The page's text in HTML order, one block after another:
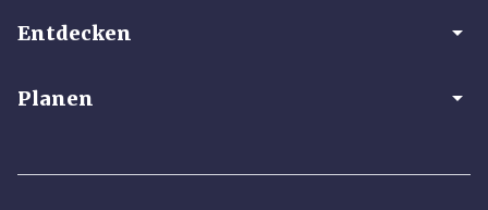
Entdecken arrow_drop_down
Planen arrow_drop_down